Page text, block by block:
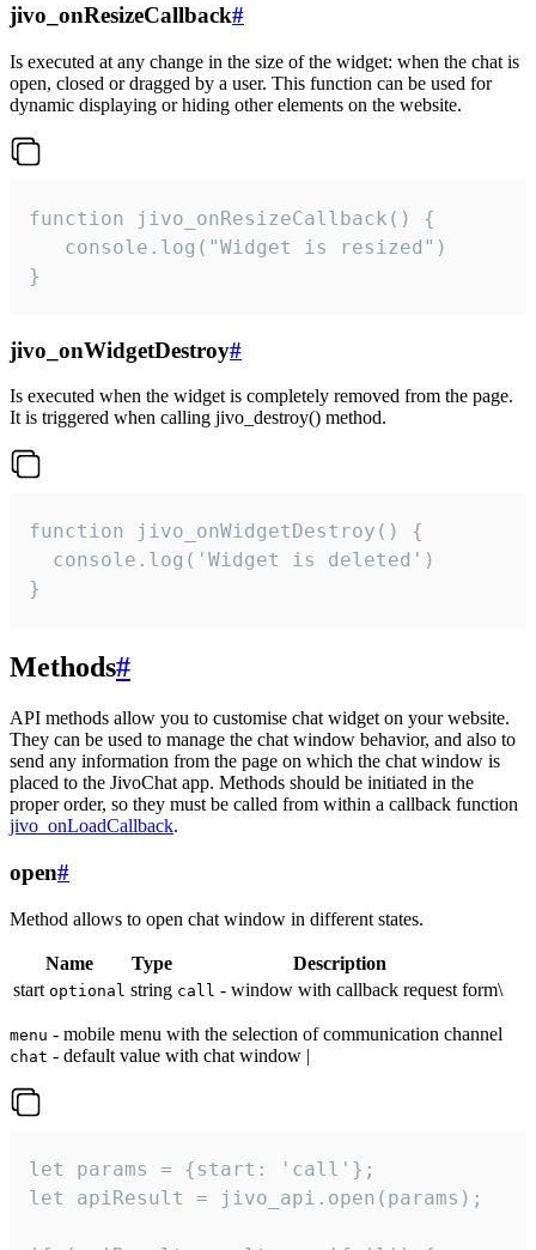
jivo_onResizeCallback#
Is executed at any change in the size of the widget: when the chat is
open, closed or dragged by a user. This function can be used for
dynamic displaying or hiding other elements on the website.
function jivo_onResizeCallback() {
   console.log("Widget is resized")
}
jivo_onWidgetDestroy#
Is executed when the widget is completely removed from the page.
It is triggered when calling jivo_destroy() method.
function jivo_onWidgetDestroy() {
  console.log('Widget is deleted')
}
Methods#
API methods allow you to customise chat widget on your website.
They can be used to manage the chat window behavior, and also to
send any information from the page on which the chat window is
placed to the JivoChat app. Methods should be initiated in the
proper order, so they must be called from within a callback function
jivo_onLoadCallback.
open#
Method allows to open chat window in different states.
Name Type
Description
start optional string call - window with callback request form\
menu - mobile menu with the selection of communication channel
chat - default value with chat window |
let params = {start: 'call'};
let apiResult = jivo_api.open(params);